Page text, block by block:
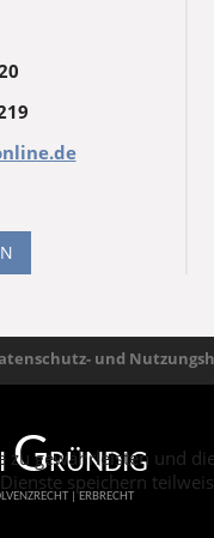
und
GRÜNDIG
| ERBRECHT
gewährleisten und
speichern